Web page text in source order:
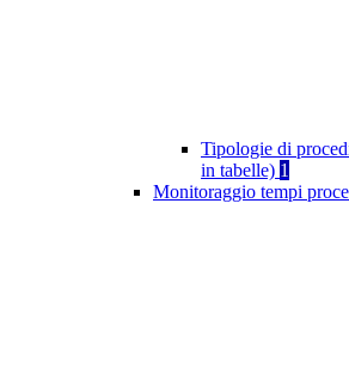
Tipologie di
in tabelle) 1
Monitoraggio tempi